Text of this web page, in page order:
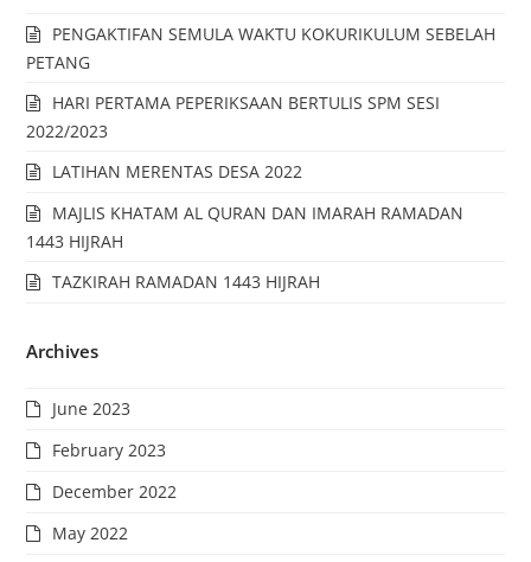
PENGAKTIFAN SEMULA WAKTU KOKURIKULUM SEBELAH
PETANG
HARI PERTAMA PEPERIKSAAN BERTULIS SPM SESI
2022/2023
LATIHAN MERENTAS DESA 2022
MAJLIS KHATAM AL QURAN DAN IMARAH RAMADAN
1443 HIJRAH
TAZKIRAH RAMADAN 1443 HIJRAH
Archives
June 2023
February 2023
December 2022
May 2022